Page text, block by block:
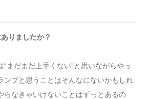
りましたか？
“まだまだ上手くない”と思いながらやっ
ンプと思うことはそんなにないかもしれ
らなきゃいけないことはずっとあるの